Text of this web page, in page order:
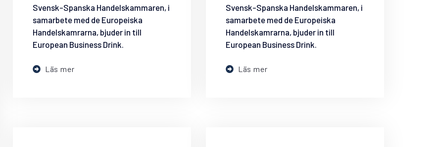
Svensk-Spanska Handelskammaren, i
samarbete med de Europeiska
Handelskamrarna, bjuder in till
European Business Drink.
Läs mer
Svensk-Spanska Handelskammaren, i
samarbete med de Europeiska
Handelskamrarna, bjuder in till
European Business Drink.
Läs mer